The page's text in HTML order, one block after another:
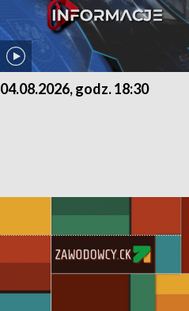
04.08.2026, godz. 18:30